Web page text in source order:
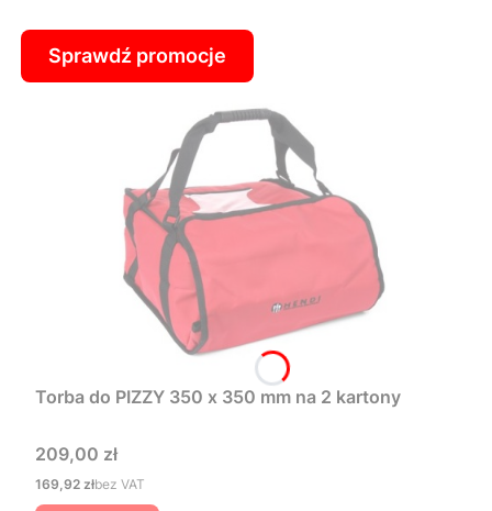
Sprawdź promocje
Torba do PIZZY 350 x 350 mm na 2 kartony
Cena
209,00 zł
Cena
169,92 złbez VAT